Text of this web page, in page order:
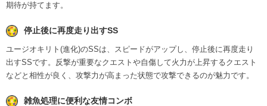
期待が持てます。
停止後に再度走り出すSS
ユージオキリト(進化)のSSは、スピードがアップし、停止後に再度走り
出すSSです。反撃が重要なクエストや自傷して火力が上昇するクエスト
などと相性が良く、攻撃力が高まった状態で攻撃できるのが魅力です。
雑魚処理に便利な友情コンボ